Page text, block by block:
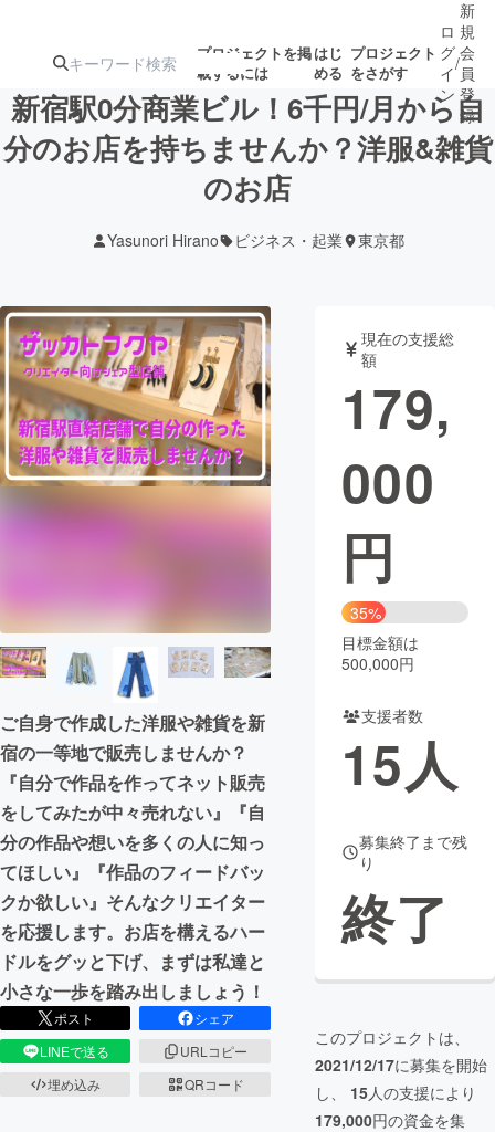
プロジェクトを掲
載するには
はじ
める
プロジェクト
をさがす
注目の新着プロ 募集終了が近いプ
テクノロジー・ガジェット
映像・映画 書籍・雑誌
ビジネス・起業 チャレンジ
CAMPFIRE for Social Good
CAMPFIRE Creation
CAMPFIREふるさと納税machi-ya コミュニティ
ロ
グ
イ
ン
/
新
規
会
員
登
録
新宿駅0分商業ビル！6千円/月から自
分のお店を持ちませんか？洋服&雑貨
のお店
Yasunori Hirano ビジネス・起業 東京都
ご自身で作成した洋服や雑貨を新
宿の一等地で販売しませんか？
『自分で作品を作ってネット販売
をしてみたが中々売れない』『自
分の作品や想いを多くの人に知っ
てほしい』『作品のフィードバッ
クか欲しい』そんなクリエイター
を応援します。お店を構えるハー
ドルをグッと下げ、まずは私達と
小さな一歩を踏み出しましょう！
ポスト
シェア
LINEで送る
URLコピー
埋め込み
QRコード
現在の支援総
額
179,
000
円
35%
目標金額は
500,000円
支援者数
15人
募集終了まで残
り
終了
このプロジェクトは、
2021/12/17に募集を開始
し、 15人の支援により
179,000円の資金を集